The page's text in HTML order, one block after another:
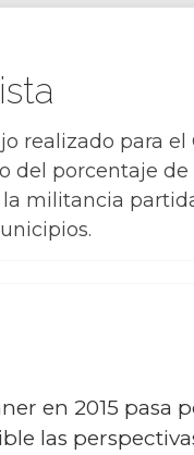
realizado para
del porcentaje
militancia
en 2015 pasa
las